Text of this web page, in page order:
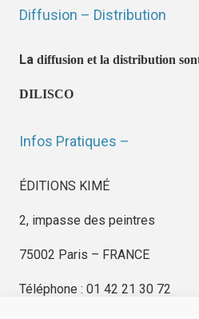
Diffusion – Distribution
La diffusion et la distribution
DILISCO
Infos Pratiques –
ÉDITIONS KIMÉ
2, impasse des peintres
75002 Paris – FRANCE
Téléphone : 01 42 21 30 72